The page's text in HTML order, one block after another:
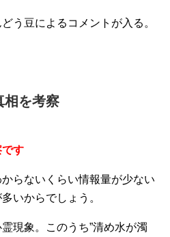
う豆によるコメントが入る。
相を考察
す
らないくらい情報量が少ない
いからでしょう。
現象。このうち”清め水が濁